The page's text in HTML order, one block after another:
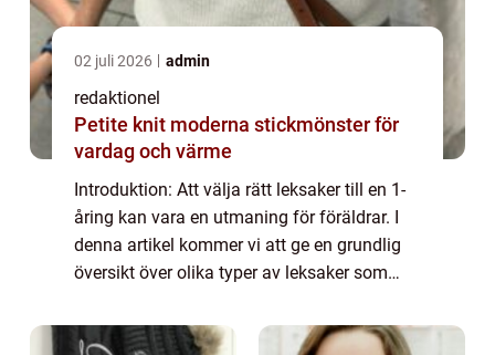
02 juli 2026 admin
redaktionel
Petite knit moderna stickmönster för
vardag och värme
Introduktion: Att välja rätt leksaker till en 1-
åring kan vara en utmaning för föräldrar. I
denna artikel kommer vi att ge en grundlig
översikt över olika typer av leksaker som
även att diskutera populära val, ...